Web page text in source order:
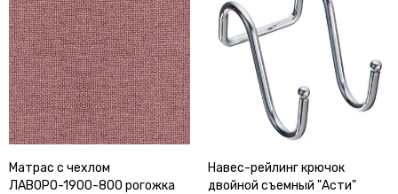
Матрас с чехлом
ЛАВОРО-1900-800 рогожка
Навес-рейлинг крючок
двойной съемный "Асти"